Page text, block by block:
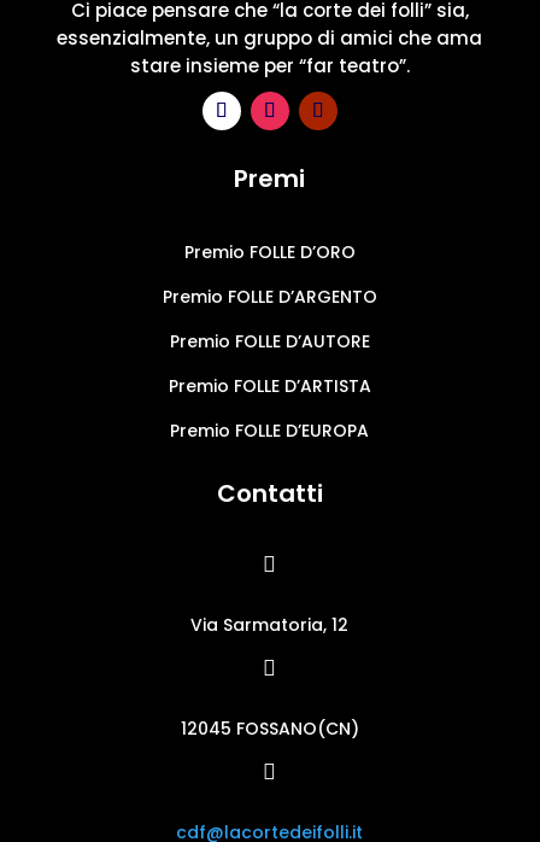
Ci piace pensare che “la corte dei folli” sia,
essenzialmente, un gruppo di amici che ama
stare insieme per “far teatro”.
Premi
Premio FOLLE D’ORO
Premio FOLLE D’ARGENTO
Premio FOLLE D’AUTORE
Premio FOLLE D’ARTISTA
Premio FOLLE D’EUROPA
Contatti

Via Sarmatoria, 12

12045 FOSSANO(CN)

cdf@lacortedeifolli.it